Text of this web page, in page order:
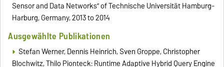
Sensor and Data Networks” of Technische Universität Hamburg-
Harburg, Germany, 2013 to 2014
Ausgewählte Publikationen
Stefan Werner, Dennis Heinrich, Sven Groppe, Christopher
Blochwitz, Thilo Pionteck: Runtime Adaptive Hybrid Query Engine